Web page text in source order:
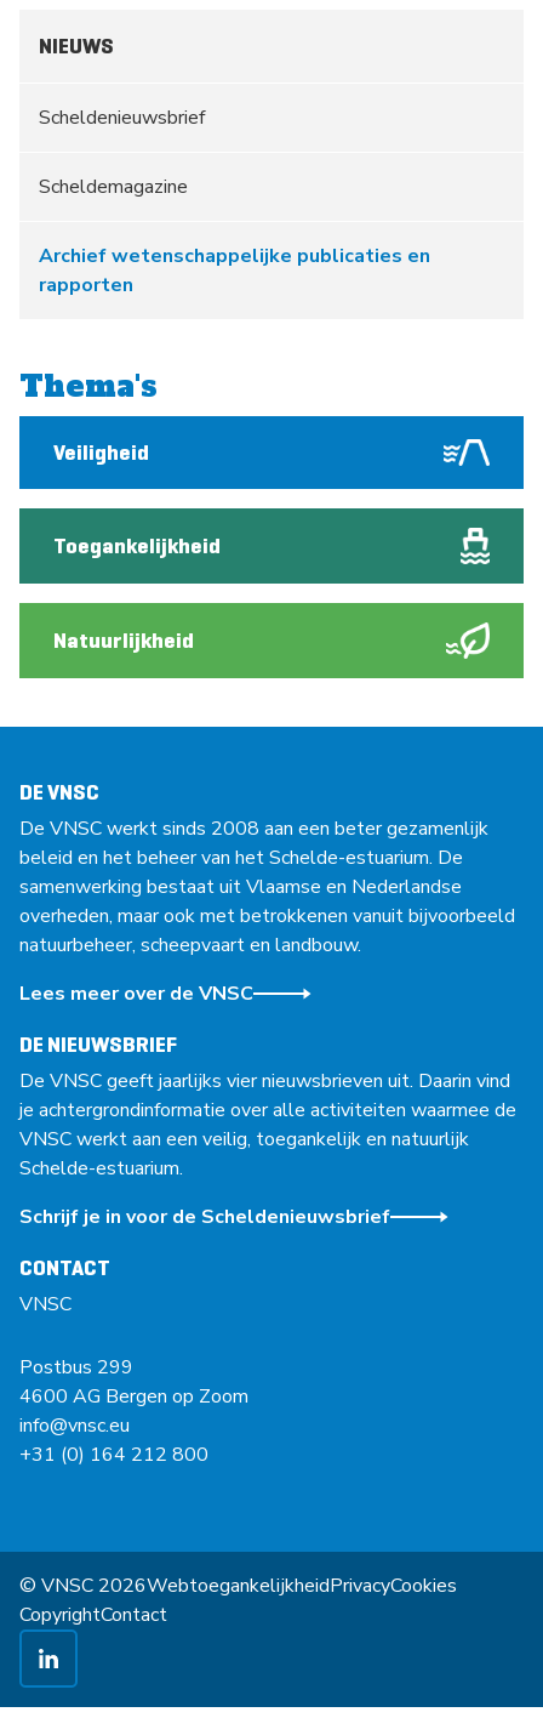
NIEUWS
Scheldenieuwsbrief
Scheldemagazine
Archief wetenschappelijke publicaties en
rapporten
Thema's
Veiligheid
Toegankelijkheid
Natuurlijkheid
DE VNSC
De VNSC werkt sinds 2008 aan een beter gezamenlijk
beleid en het beheer van het Schelde-estuarium. De
samenwerking bestaat uit Vlaamse en Nederlandse
overheden, maar ook met betrokkenen vanuit bijvoorbeeld
natuurbeheer, scheepvaart en landbouw.
Lees meer over de VNSC
DE NIEUWSBRIEF
De VNSC geeft jaarlijks vier nieuwsbrieven uit. Daarin vind
je achtergrondinformatie over alle activiteiten waarmee de
VNSC werkt aan een veilig, toegankelijk en natuurlijk
Schelde-estuarium.
Schrijf je in voor de Scheldenieuwsbrief
CONTACT
VNSC
Postbus 299
4600 AG Bergen op Zoom
info@vnsc.eu
+31 (0) 164 212 800
© VNSC 2026WebtoegankelijkheidPrivacyCookies
CopyrightContact